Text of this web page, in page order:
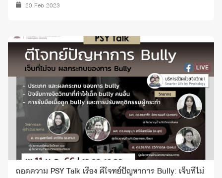
20 Feb 2023
ถอดความ PSY Talk เรื่อง ตีโจทย์ปัญหาการ Bully: เจ็บที่ไม่